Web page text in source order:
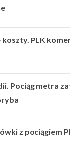
PLK
Pociąg metra
z pociągiem